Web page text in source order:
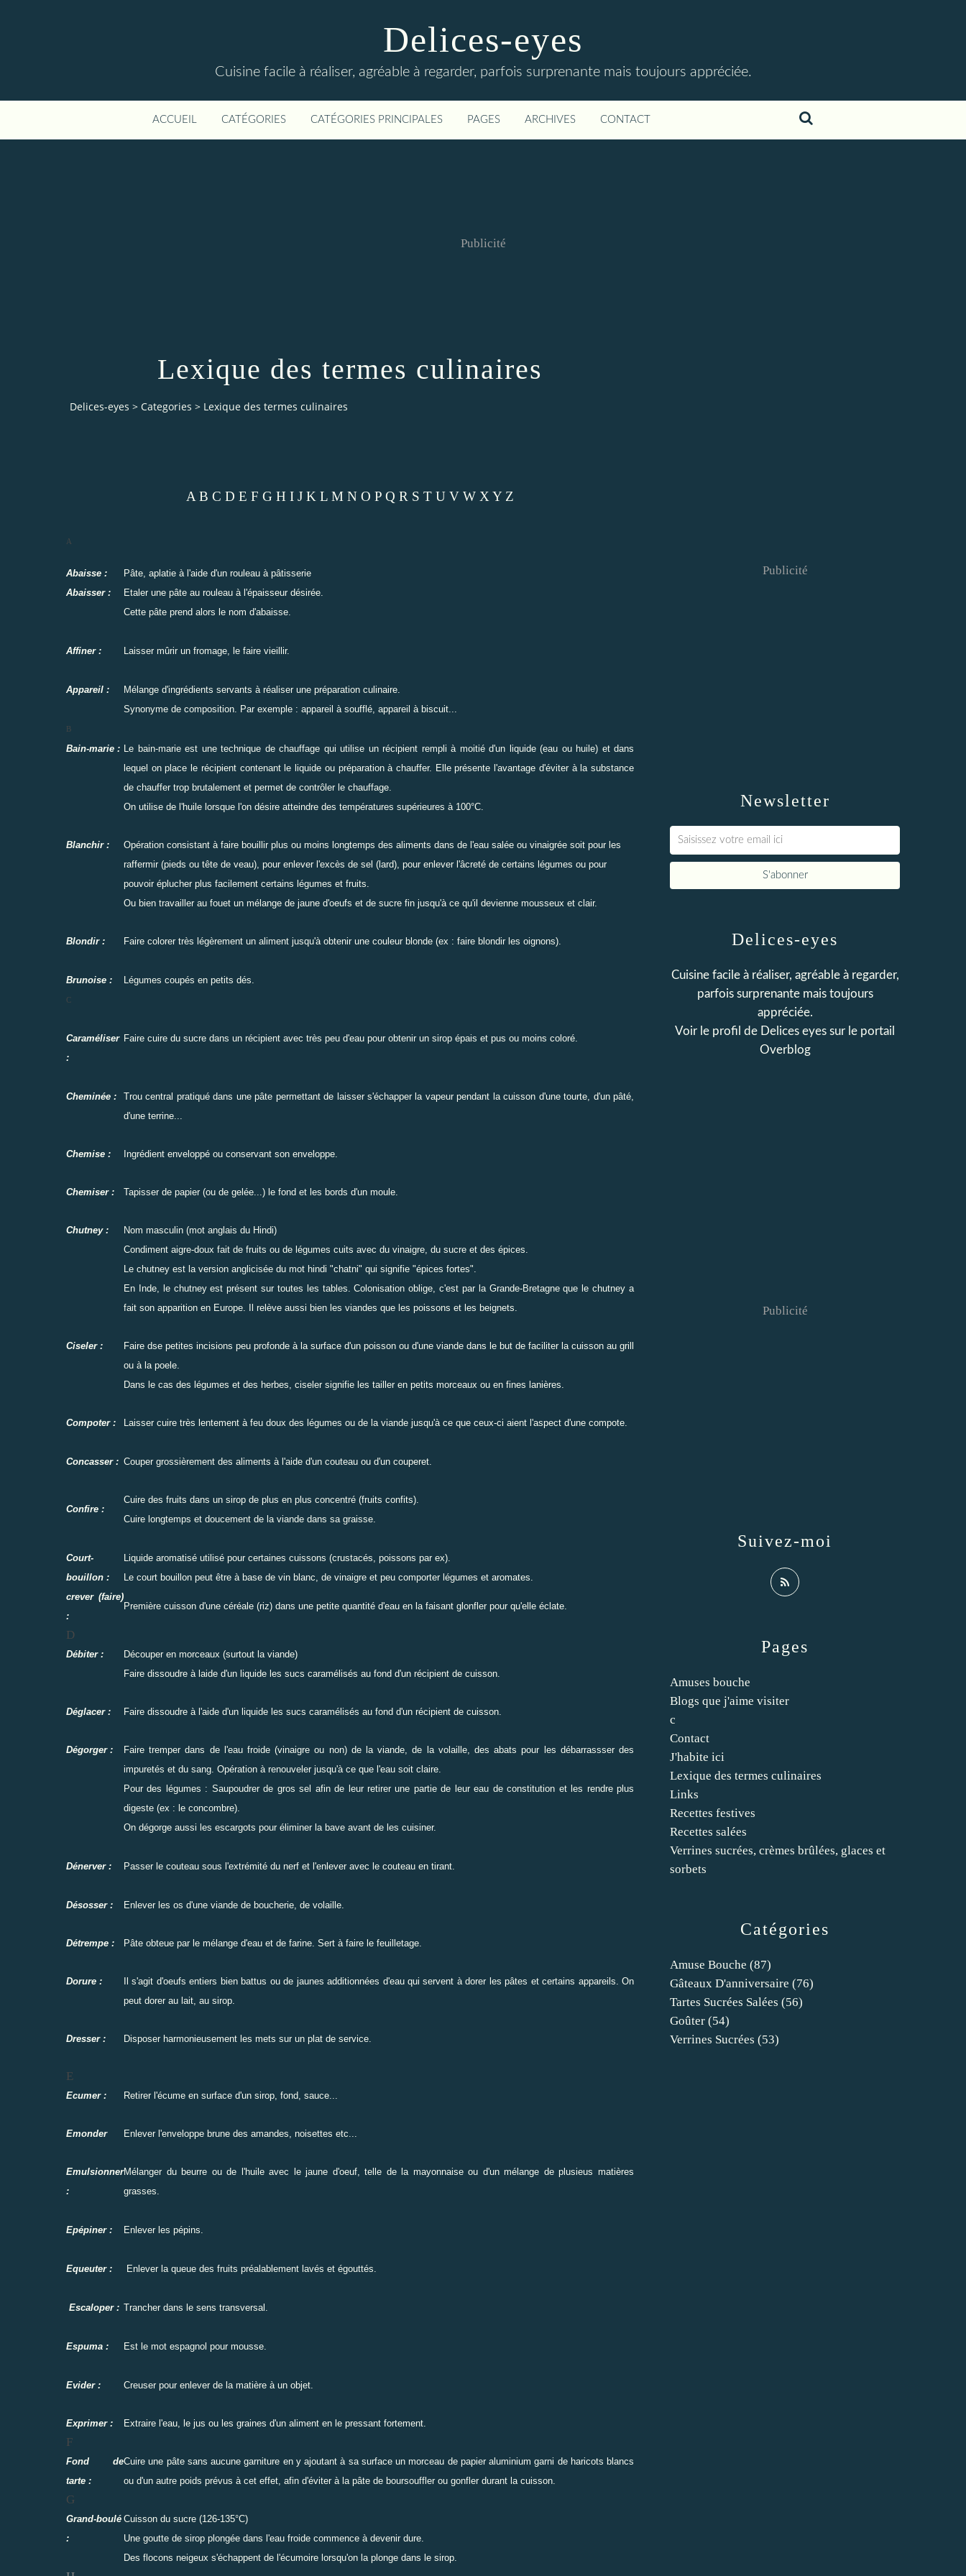
Delices-eyes
Cuisine facile à réaliser, agréable à regarder, parfois surprenante mais toujours appréciée.
ACCUEIL CATÉGORIES CATÉGORIES PRINCIPALES PAGES ARCHIVES CONTACT
Publicité
Lexique des termes culinaires
Delices-eyes > Categories > Lexique des termes culinaires
A B C D E F G H I J K L M N O P Q R S T U V W X Y Z
A
Abaisse :
Pâte, aplatie à l'aide d'un rouleau à pâtisserie
Abaisser :
Etaler une pâte au rouleau à l'épaisseur désirée.
Cette pâte prend alors le nom d'abaisse.
Affiner : Laisser mûrir un fromage, le faire vieillir.
Appareil :
Mélange d'ingrédients servants à réaliser une préparation culinaire.
Synonyme de composition. Par exemple : appareil à soufflé, appareil à biscuit...
B
Bain-marie :
Le bain-marie est une technique de chauffage qui utilise un récipient rempli à moitié d'un liquide (eau ou huile) et dans
lequel on place le récipient contenant le liquide ou préparation à chauffer. Elle présente l'avantage d'éviter à la substance
de chauffer trop brutalement et permet de contrôler le chauffage.
On utilise de l'huile lorsque l'on désire atteindre des températures supérieures à 100°C.
Blanchir :
Opération consistant à faire bouillir plus ou moins longtemps des aliments dans de l'eau salée ou vinaigrée soit pour les
raffermir (pieds ou tête de veau), pour enlever l'excès de sel (lard), pour enlever l'âcreté de certains légumes ou pour
pouvoir éplucher plus facilement certains légumes et fruits.
Ou bien travailler au fouet un mélange de jaune d'oeufs et de sucre fin jusqu'à ce qu'il devienne mousseux et clair.
Blondir : Faire colorer très légèrement un aliment jusqu'à obtenir une couleur blonde (ex : faire blondir les oignons).
Brunoise : Légumes coupés en petits dés.
C
Caraméliser
:
Faire cuire du sucre dans un récipient avec très peu d'eau pour obtenir un sirop épais et pus ou moins coloré.
Cheminée :
Trou central pratiqué dans une pâte permettant de laisser s'échapper la vapeur pendant la cuisson d'une tourte, d'un pâté,
d'une terrine...
Chemise : Ingrédient enveloppé ou conservant son enveloppe.
Chemiser : Tapisser de papier (ou de gelée...) le fond et les bords d'un moule.
Chutney :
Nom masculin (mot anglais du Hindi)
Condiment aigre-doux fait de fruits ou de légumes cuits avec du vinaigre, du sucre et des épices.
Le chutney est la version anglicisée du mot hindi "chatni" qui signifie "épices fortes".
En Inde, le chutney est présent sur toutes les tables. Colonisation oblige, c'est par la Grande-Bretagne que le chutney a
fait son apparition en Europe. Il relève aussi bien les viandes que les poissons et les beignets.
Ciseler :
Faire dse petites incisions peu profonde à la surface d'un poisson ou d'une viande dans le but de faciliter la cuisson au grill
ou à la poele.
Dans le cas des légumes et des herbes, ciseler signifie les tailler en petits morceaux ou en fines lanières.
Compoter : Laisser cuire très lentement à feu doux des légumes ou de la viande jusqu'à ce que ceux-ci aient l'aspect d'une compote.
Concasser : Couper grossièrement des aliments à l'aide d'un couteau ou d'un couperet.
Confire :
Cuire des fruits dans un sirop de plus en plus concentré (fruits confits).
Cuire longtemps et doucement de la viande dans sa graisse.
Court-
bouillon :
Liquide aromatisé utilisé pour certaines cuissons (crustacés, poissons par ex).
Le court bouillon peut être à base de vin blanc, de vinaigre et peu comporter légumes et aromates.
crever (faire)
:
Première cuisson d'une céréale (riz) dans une petite quantité d'eau en la faisant glonfler pour qu'elle éclate.
D
Débiter :
Découper en morceaux (surtout la viande)
Faire dissoudre à laide d'un liquide les sucs caramélisés au fond d'un récipient de cuisson.
Déglacer : Faire dissoudre à l'aide d'un liquide les sucs caramélisés au fond d'un récipient de cuisson.
Dégorger :
Faire tremper dans de l'eau froide (vinaigre ou non) de la viande, de la volaille, des abats pour les débarrassser des
impuretés et du sang. Opération à renouveler jusqu'à ce que l'eau soit claire.
Pour des légumes : Saupoudrer de gros sel afin de leur retirer une partie de leur eau de constitution et les rendre plus
digeste (ex : le concombre).
On dégorge aussi les escargots pour éliminer la bave avant de les cuisiner.
Dénerver : Passer le couteau sous l'extrémité du nerf et l'enlever avec le couteau en tirant.
Désosser : Enlever les os d'une viande de boucherie, de volaille.
Détrempe : Pâte obteue par le mélange d'eau et de farine. Sert à faire le feuilletage.
Dorure :
Il s'agit d'oeufs entiers bien battus ou de jaunes additionnées d'eau qui servent à dorer les pâtes et certains appareils. On
peut dorer au lait, au sirop.
Dresser : Disposer harmonieusement les mets sur un plat de service.
E
Ecumer : Retirer l'écume en surface d'un sirop, fond, sauce...
Emonder Enlever l'enveloppe brune des amandes, noisettes etc...
Emulsionner
:
Mélanger du beurre ou de l'huile avec le jaune d'oeuf, telle de la mayonnaise ou d'un mélange de plusieus matières
grasses.
Epépiner : Enlever les pépins.
Equeuter : Enlever la queue des fruits préalablement lavés et égouttés.
Escaloper : Trancher dans le sens transversal.
Espuma : Est le mot espagnol pour mousse.
Evider : Creuser pour enlever de la matière à un objet.
Exprimer : Extraire l'eau, le jus ou les graines d'un aliment en le pressant fortement.
F
Fond de
tarte :
Cuire une pâte sans aucune garniture en y ajoutant à sa surface un morceau de papier aluminium garni de haricots blancs
ou d'un autre poids prévus à cet effet, afin d'éviter à la pâte de boursouffler ou gonfler durant la cuisson.
G
Grand-boulé
:
Cuisson du sucre (126-135°C)
Une goutte de sirop plongée dans l'eau froide commence à devenir dure.
Des flocons neigeux s'échappent de l'écumoire lorsqu'on la plonge dans le sirop.
Newsletter
Publicité
Catégories
Amuse Bouche (87)
Gâteaux D'anniversaire (76)
Tartes Sucrées Salées (56)
Goûter (54)
Verrines Sucrées (53)
Pages
Amuses bouche
Blogs que j'aime visiter
c
Contact
J'habite ici
Lexique des termes culinaires
Links
Recettes festives
Recettes salées
Verrines sucrées, crèmes brûlées, glaces et
sorbets
Delices-eyes
Cuisine facile à réaliser, agréable à regarder,
parfois surprenante mais toujours
appréciée.
Voir le profil de Delices eyes sur le portail
Overblog
Suivez-moi
Publicité